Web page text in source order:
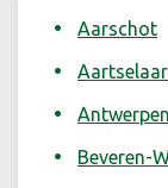
Aarschot
Aartselaar
Antwerpen
Beveren-